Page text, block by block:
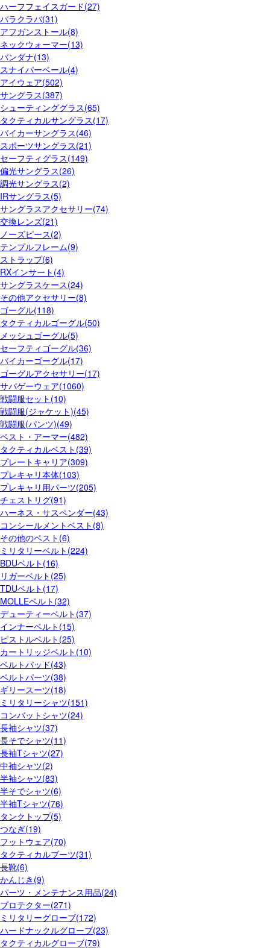
ハーフフェイスガード(27)
バラクラバ(31)
アフガンストール(8)
ネックウォーマー(13)
バンダナ(13)
スナイパーベール(4)
アイウェア(502)
サングラス(387)
シューティンググラス(65)
タクティカルサングラス(17)
バイカーサングラス(46)
スポーツサングラス(21)
セーフティグラス(149)
偏光サングラス(26)
調光サングラス(2)
IRサングラス(5)
サングラスアクセサリー(74)
交換レンズ(21)
ノーズピース(2)
テンプルフレーム(9)
ストラップ(6)
RXインサート(4)
サングラスケース(24)
その他アクセサリー(8)
ゴーグル(118)
タクティカルゴーグル(50)
メッシュゴーグル(5)
セーフティゴーグル(36)
バイカーゴーグル(17)
ゴーグルアクセサリー(17)
サバゲーウェア(1060)
戦闘服セット(10)
戦闘服(ジャケット)(45)
戦闘服(パンツ)(49)
ベスト・アーマー(482)
タクティカルベスト(39)
プレートキャリア(309)
プレキャリ本体(103)
プレキャリ用パーツ(205)
チェストリグ(91)
ハーネス・サスペンダー(43)
コンシールメントベスト(8)
その他のベスト(6)
ミリタリーベルト(224)
BDUベルト(16)
リガーベルト(25)
TDUベルト(17)
MOLLEベルト(32)
デューティーベルト(37)
インナーベルト(15)
ピストルベルト(25)
カートリッジベルト(10)
ベルトパッド(43)
ベルトパーツ(38)
ギリースーツ(18)
ミリタリーシャツ(151)
コンバットシャツ(24)
長袖シャツ(37)
長そでシャツ(11)
長袖Tシャツ(27)
中袖シャツ(2)
半袖シャツ(83)
半そでシャツ(6)
半袖Tシャツ(76)
タンクトップ(5)
つなぎ(19)
フットウェア(70)
タクティカルブーツ(31)
長靴(6)
かんじき(9)
パーツ・メンテナンス用品(24)
プロテクター(271)
ミリタリーグローブ(172)
ハードナックルグローブ(23)
タクティカルグローブ(79)